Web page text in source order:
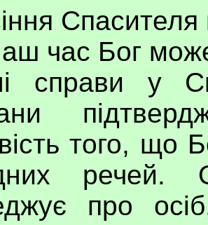
Бог може
справи у
того, що
речей.
про